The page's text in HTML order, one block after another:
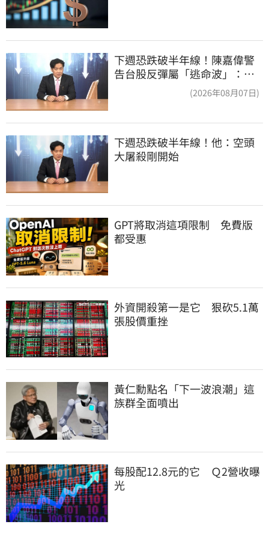
下週恐跌破半年線！陳嘉偉警
告台股反彈屬「逃命波」：空
(2026年08月07日)
下週恐跌破半年線！他：空頭
大屠殺剛開始
GPT將取消這項限制　免費版
都受惠
外資開殺第一是它　狠砍5.1萬
張股價重挫
黃仁勳點名「下一波浪潮」這
族群全面噴出
每股配12.8元的它　Ｑ2營收曝
光